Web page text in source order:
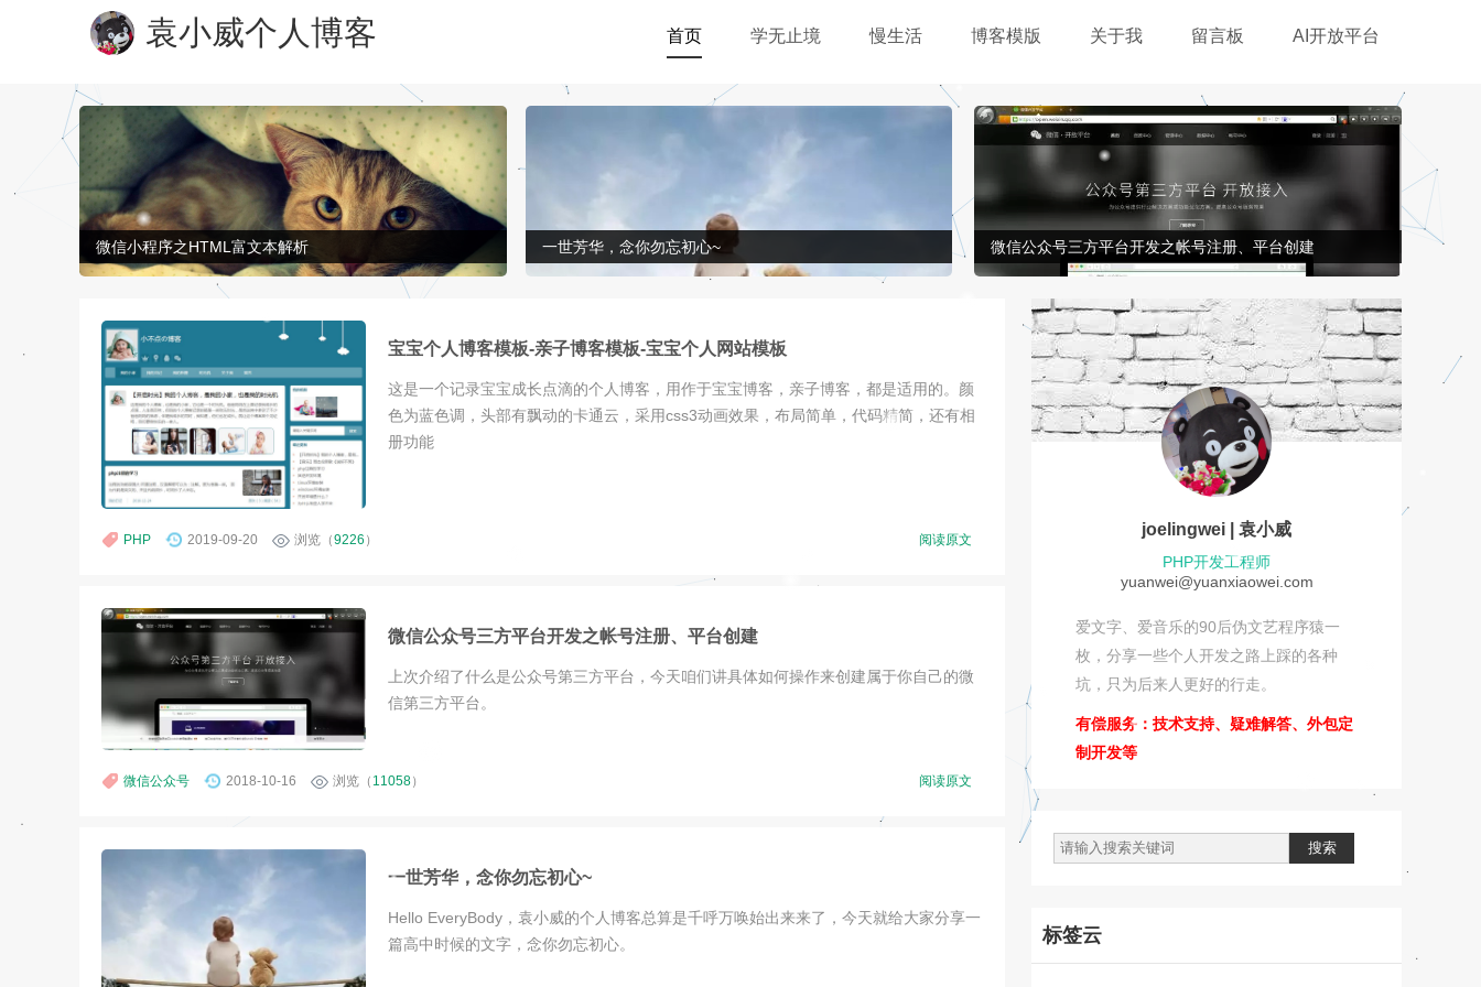
袁小威个人博客 首页 学无止境 慢生活 博客模版 关于我 留言板 AI开放平台
微信小程序之HTML富文本解析 一世芳华，念你勿忘初心~ 微信公众号三方平台开发之帐号注册、平台创建
宝宝个人博客模板-亲子博客模板-宝宝个人网站模板
这是一个记录宝宝成长点滴的个人博客，用作于宝宝博客，亲子博客，都是适用的。颜
色为蓝色调，头部有飘动的卡通云，采用css3动画效果，布局简单，代码精简，还有相
册功能
PHP 2019-09-20 浏览（9226 ） 阅读原文
微信公众号三方平台开发之帐号注册、平台创建
上次介绍了什么是公众号第三方平台，今天咱们讲具体如何操作来创建属于你自己的微
信第三方平台。
微信公众号 2018-10-16 浏览（ 11058） 阅读原文
一世芳华，念你勿忘初心~
Hello EveryBody，袁小威的个人博客总算是千呼万唤始出来来了，今天就给大家分享一
篇高中时候的文字，念你勿忘初心。
joelingwei | 袁小威
PHP开发工程师
yuanwei@yuanxiaowei.com
爱文字、爱音乐的90后伪文艺程序猿一
枚，分享一些个人开发之路上踩的各种
坑，只为后来人更好的行走。
有偿服务：技术支持、疑难解答、外包定
制开发等
标签云